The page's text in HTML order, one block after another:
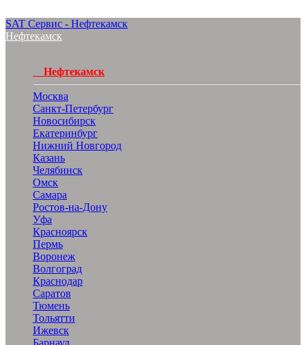
SAT Сервис - Нефтекамск
Нефтекамск
Нефтекамск
Москва
Санкт-Петербург
Новосибирск
Екатеринбург
Нижний Новгород
Казань
Челябинск
Омск
Самара
Ростов-на-Дону
Уфа
Красноярск
Пермь
Воронеж
Волгоград
Краснодар
Саратов
Тюмень
Тольятти
Ижевск
Барнаул